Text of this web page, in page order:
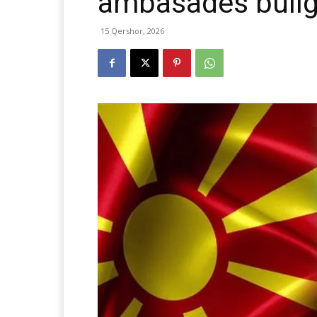
15 Qershor, 2026